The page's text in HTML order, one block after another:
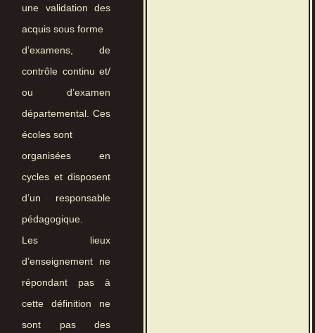
une validation des
acquis sous forme
d’examens, de
contrôle continu et/
ou d’examen
départemental. Ces
écoles sont
organisées en
cycles et disposent
d’un responsable
pédagogique.
Les lieux
d’enseignement ne
répondant pas à
cette définition ne
sont pas des